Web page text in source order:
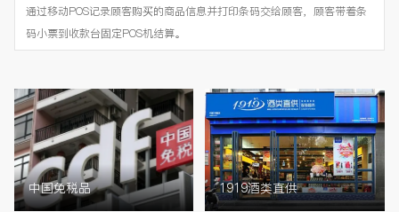
通过移动POS记录顾客购买的商品信息并打印条码交给顾客，顾客带着条
码小票到收款台固定POS机结算。
中国免税品 1919酒类直供